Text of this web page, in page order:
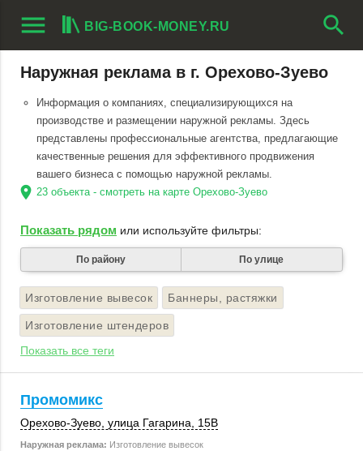
menu BIG-BOOK-MONEY.RU search
Наружная реклама в г. Орехово-Зуево
Информация о компаниях, специализирующихся на
производстве и размещении наружной рекламы. Здесь
представлены профессиональные агентства, предлагающие
качественные решения для эффективного продвижения
вашего бизнеса с помощью наружной рекламы.
location_on 23 объекта - смотреть на карте Орехово-Зуево
Показать рядом или используйте фильтры:
По району По улице
Изготовление вывесок Баннеры, растяжки
Изготовление штендеров
Показать все теги
Промомикс
Орехово-Зуево улица Гагарина 15В
Наружная реклама: Изготовление вывесок